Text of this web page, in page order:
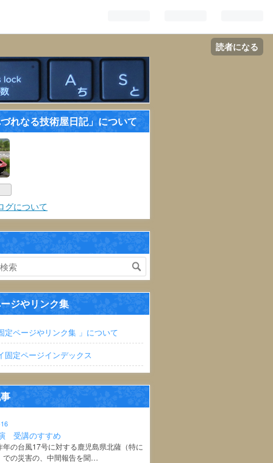
読者になる
づれなる技術屋日記」について
グについて
ジやリンク集
定ページやリンク集 」について
固定ページインデックス
受講のすすめ
年の台風17号に対する鹿児島県北薩（特に
での災害の、中間報告を聞…